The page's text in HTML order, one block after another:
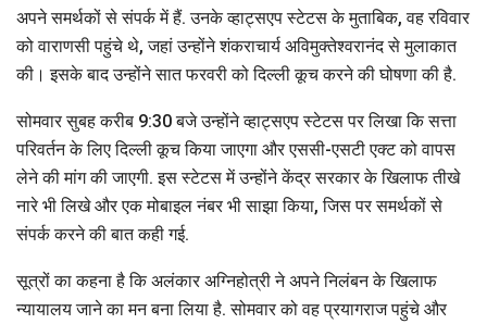
अपने समर्थकों से संपर्क में हैं. उनके व्हाट्सएप स्टेटस के मुताबिक, वह रविवार
को वाराणसी पहुंचे थे, जहां उन्होंने शंकराचार्य अविमुक्तेश्वरानंद से मुलाकात
की। इसके बाद उन्होंने सात फरवरी को दिल्ली कूच करने की घोषणा की है.
सोमवार सुबह करीब 9:30 बजे उन्होंने व्हाट्सएप स्टेटस पर लिखा कि सत्ता
परिवर्तन के लिए दिल्ली कूच किया जाएगा और एससी-एसटी एक्ट को वापस
लेने की मांग की जाएगी. इस स्टेटस में उन्होंने केंद्र सरकार के खिलाफ तीखे
नारे भी लिखे और एक मोबाइल नंबर भी साझा किया, जिस पर समर्थकों से
संपर्क करने की बात कही गई.
सूत्रों का कहना है कि अलंकार अग्निहोत्री ने अपने निलंबन के खिलाफ
न्यायालय जाने का मन बना लिया है. सोमवार को वह प्रयागराज पहुंचे और